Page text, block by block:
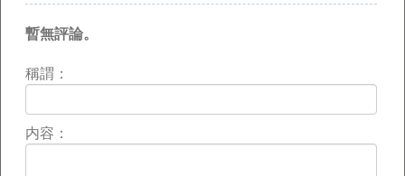
暫無評論。
稱謂：
内容：